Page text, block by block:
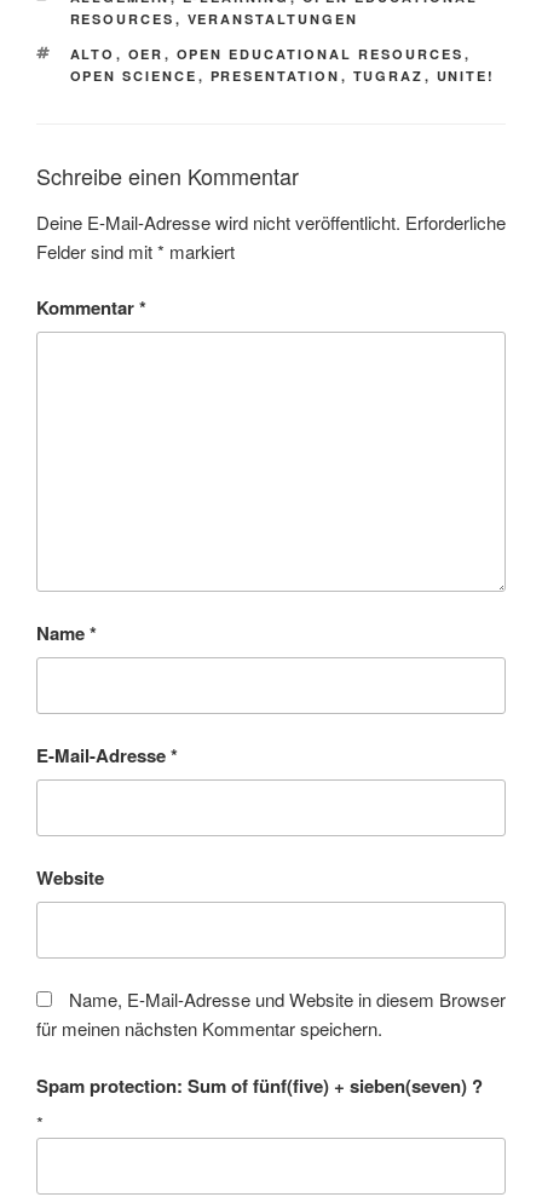
RESOURCES , VERANSTALTUNGEN
SCHLAGWÖRTER
ALTO , OER , OPEN EDUCATIONAL RESOURCES ,
OPEN SCIENCE , PRESENTATION , TUGRAZ , UNITE!
Schreibe einen Kommentar
Deine E-Mail-Adresse wird nicht veröffentlicht. Erforderliche
Felder sind mit* markiert
Kommentar*
Name*
E-Mail-Adresse*
Website
Name, E-Mail-Adresse und Website in diesem Browser
für meinen nächsten Kommentar speichern.
Spam protection: Sum of fünf(five) + sieben(seven) ?
*